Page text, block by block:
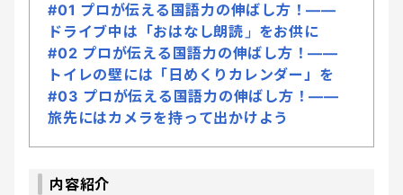
#01 プロが伝える国語力の伸ばし方！――
ドライブ中は「おはなし朗読」をお供に
#02 プロが伝える国語力の伸ばし方！――
トイレの壁には「日めくりカレンダー」を
#03 プロが伝える国語力の伸ばし方！――
旅先にはカメラを持って出かけよう
内容紹介